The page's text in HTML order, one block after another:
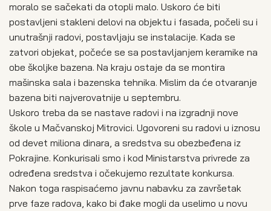
moralo se sačekati da otopli malo. Uskoro će biti
postavljeni stakleni delovi na objektu i fasada, počeli su i
unutrašnji radovi, postavljaju se instalacije. Kada se
zatvori objekat, počeće se sa postavljanjem keramike na
obe školjke bazena. Na kraju ostaje da se montira
mašinska sala i bazenska tehnika. Mislim da će otvaranje
bazena biti najverovatnije u septembru.
Uskoro treba da se nastave radovi i na izgradnji nove
škole u Mačvanskoj Mitrovici. Ugovoreni su radovi u iznosu
od devet miliona dinara, a sredstva su obezbeđena iz
Pokrajine. Konkurisali smo i kod Ministarstva privrede za
određena sredstva i očekujemo rezultate konkursa.
Nakon toga raspisaćemo javnu nabavku za završetak
prve faze radova, kako bi đake mogli da uselimo u novu